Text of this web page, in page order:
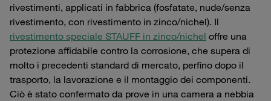
rivestimenti, applicati in fabbrica (fosfatate, nude/senza
rivestimento, con rivestimento in zinco/nichel). Il
rivestimento speciale STAUFF in zinco/nichel offre una
protezione affidabile contro la corrosione, che supera di
molto i precedenti standard di mercato, perfino dopo il
trasporto, la lavorazione e il montaggio dei componenti.
Ciò è stato confermato da prove in una camera a nebbia